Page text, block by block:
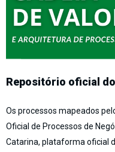
Repositório oficial
Os processos mapeados
Oficial de Processos de
Catarina, plataforma oficial